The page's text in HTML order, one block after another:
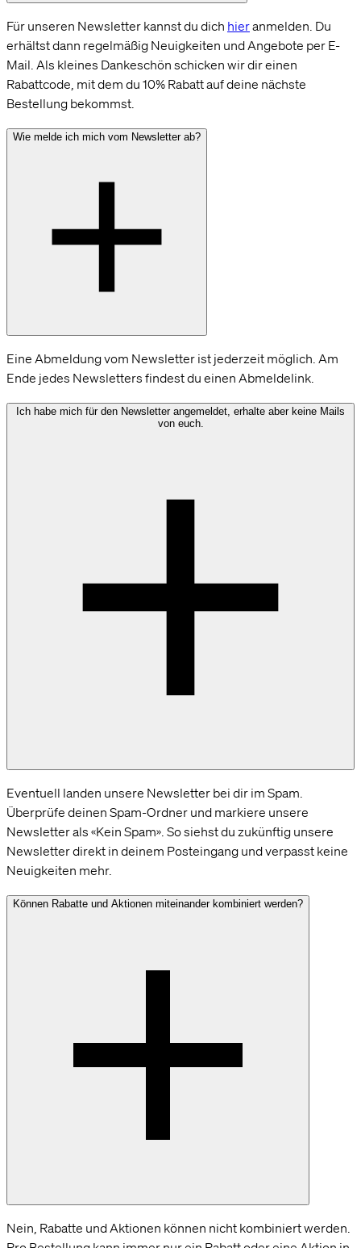
Für unseren Newsletter kannst du dich hieranmelden. Du
erhältst dann regelmäßig Neuigkeiten und Angebote per E-
Mail. Als kleines Dankeschön schicken wir dir einen
Rabattcode, mit dem du 10% Rabatt auf deine nächste
Bestellung bekommst.
Wie melde ich mich vom Newsletter ab?
Eine Abmeldung vom Newsletter ist jederzeit möglich. Am
Ende jedes Newsletters findest du einen Abmeldelink.
Ich habe mich für den Newsletter angemeldet, erhalte aber keine Mails
von euch.
Eventuell landen unsere Newsletter bei dir im Spam.
Überprüfe deinen Spam-Ordner und markiere unsere
Newsletter als «Kein Spam». So siehst du zukünftig unsere
Newsletter direkt in deinem Posteingang und verpasst keine
Neuigkeiten mehr.
Können Rabatte und Aktionen miteinander kombiniert werden?
Nein, Rabatte und Aktionen können nicht kombiniert werden.